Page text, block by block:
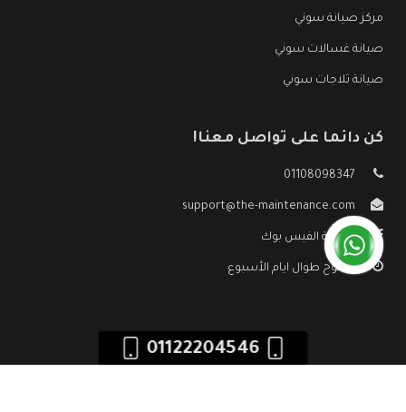
مركز صيانة سوني
صيانة غسالات سوني
صيانة ثلاجات سوني
كن دائما على تواصل معنا!
01108098347
support@the-maintenance.com
صفحة الفيس بوك
مفتوح طوال ايام الأسبوع
01122204546